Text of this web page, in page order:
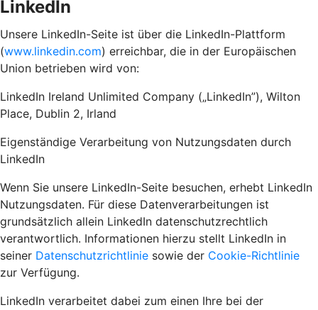
LinkedIn
Unsere LinkedIn-Seite ist über die LinkedIn-Plattform
(www.linkedin.com) erreichbar, die in der Europäischen
Union betrieben wird von:
LinkedIn Ireland Unlimited Company („LinkedIn”), Wilton
Place, Dublin 2, Irland
Eigenständige Verarbeitung von Nutzungsdaten durch
LinkedIn
Wenn Sie unsere LinkedIn-Seite besuchen, erhebt LinkedIn
Nutzungsdaten. Für diese Datenverarbeitungen ist
grundsätzlich allein LinkedIn datenschutzrechtlich
verantwortlich. Informationen hierzu stellt LinkedIn in
seiner Datenschutzrichtlinie sowie der Cookie-Richtlinie
zur Verfügung.
LinkedIn verarbeitet dabei zum einen Ihre bei der